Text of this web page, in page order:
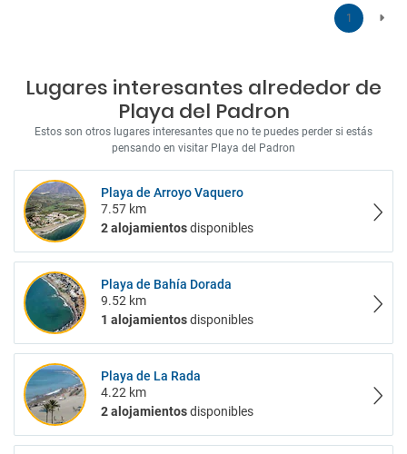
1
Lugares interesantes alrededor de
Playa del Padron
Estos son otros lugares interesantes que no te puedes perder si estás
pensando en visitar Playa del Padron
Playa de Arroyo Vaquero
7.57 km
2 alojamientosdisponibles
Playa de Bahía Dorada
9.52 km
1 alojamientosdisponibles
Playa de La Rada
4.22 km
2 alojamientosdisponibles